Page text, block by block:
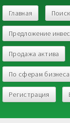
Главная
Предложение
Продажа актива
По сферам бизнеса
Регистрация